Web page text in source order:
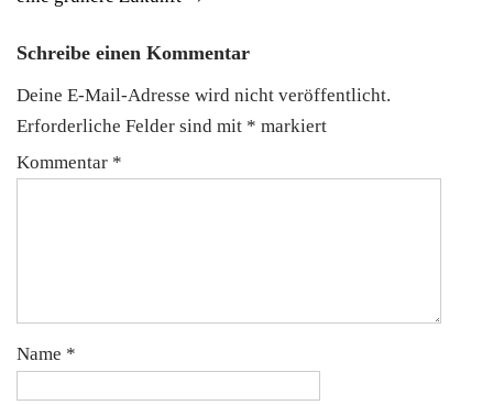
Schreibe einen Kommentar
Deine E-Mail-Adresse wird nicht veröffentlicht.
Erforderliche Felder sind mit * markiert
Kommentar *
Name *